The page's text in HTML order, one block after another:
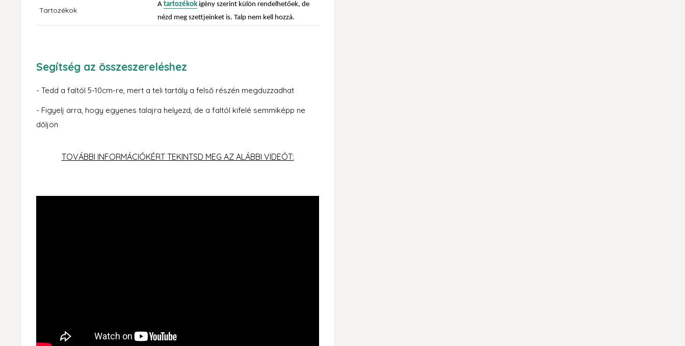
Tartozékok
A tartozékok igény szerint külön rendelhetőek, de
nézd meg szettjeinket is. Talp nem kell hozzá.
Segítség az összeszereléshez
- Tedd a faltól 5-10cm-re, mert a teli tartály a felső részén megduzzadhat
- Figyelj arra, hogy egyenes talajra helyezd, de a faltól kifelé semmiképp ne
dőljön
TOVÁBBI INFORMÁCIÓKÉRT TEKINTSD MEG AZ ALÁBBI VIDEÓT: